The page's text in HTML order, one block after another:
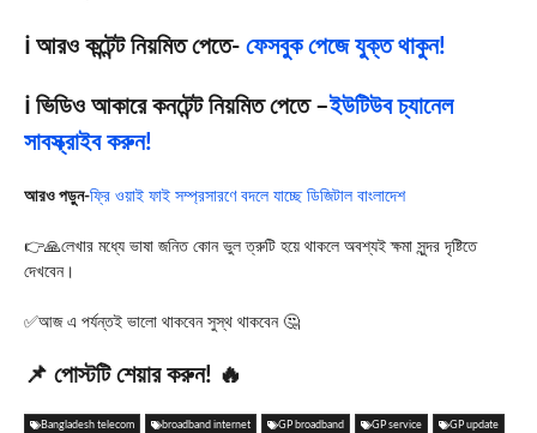
ℹ️ আরও কন্টেন্ট নিয়মিত পেতে- ফেসবুক পেজে যুক্ত থাকুন!
ℹ️ ভিডিও আকারে কনটেন্ট নিয়মিত পেতে –ইউটিউব চ্যানেল
সাবস্ক্রাইব করুন!
আরও পড়ুন-ফ্রি ওয়াই ফাই সম্প্রসারণে বদলে যাচ্ছে ডিজিটাল বাংলাদেশ
👉🙏লেখার মধ্যে ভাষা জনিত কোন ভুল ত্রুটি হয়ে থাকলে অবশ্যই ক্ষমা সুন্দর দৃষ্টিতে
দেখবেন।
✅আজ এ পর্যন্তই ভালো থাকবেন সুস্থ থাকবেন 🤔
📌 পোস্টটি শেয়ার করুন! 🔥
Bangladesh telecom broadband internet GP broadband GP service GP update